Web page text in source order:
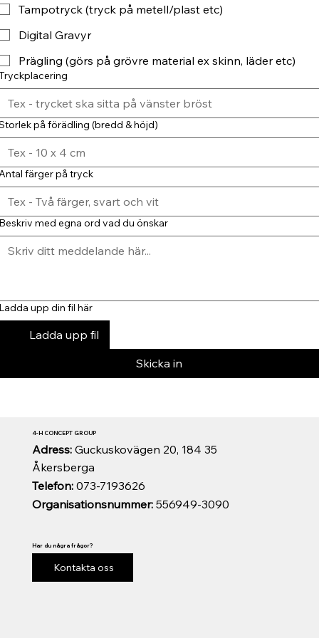
Tampotryck (tryck på metell/plast etc)
Digital Gravyr
Prägling (görs på grövre material ex skinn, läder etc)
på förädling (bredd & höjd)
färger på tryck
med egna ord vad du önskar
upp din fil här
Ladda upp fil
Skicka in
Organisationsnummer:556949-3090
Telefon:073-7193626
Adress: Guckuskovägen 20, 184 35
Åkersberga
4-H CONCEPT GROUP
Har du några frågor?
Kontakta oss